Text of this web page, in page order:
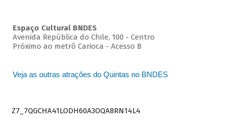
Espaço Cultural BNDES
Avenida República do Chile, 100 - Centro
Próximo ao metrô Carioca - Acesso B
Veja as outras atrações do Quintas no BNDES
Z7_7QGCHA41LODH60A3OQA8RN14L4